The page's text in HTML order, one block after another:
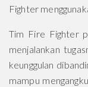
Fighter
Tim Fire Fighter
menjalankan
keunggulan
mampu